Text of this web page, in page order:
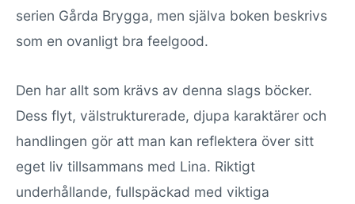
serien Gårda Brygga, men själva boken beskrivs
som en ovanligt bra feelgood.
Den har allt som krävs av denna slags böcker.
Dess flyt, välstrukturerade, djupa karaktärer och
handlingen gör att man kan reflektera över sitt
eget liv tillsammans med Lina. Riktigt
underhållande, fullspäckad med viktiga